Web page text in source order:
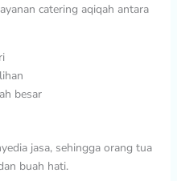
catering aqiqah antara
besar
jasa, sehingga orang tua
buah hati.